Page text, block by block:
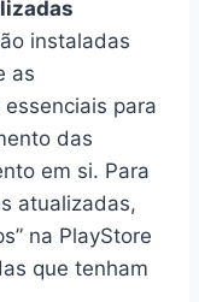
instaladas
as
para
das
em si. Para
atualizadas,
na PlayStore
que tenham